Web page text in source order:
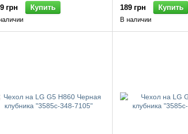
грн
Купить
189 грн
Купить
В наличии